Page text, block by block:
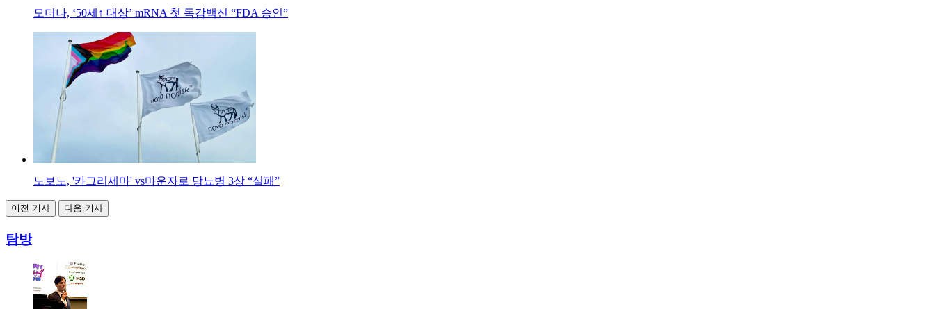
모더나, ‘50세↑ 대상’ mRNA 첫 독감백신 “FDA 승인”
노보노, '카그리세마' vs마운자로 당뇨병 3상 “실패”
이전 기사 다음 기사
탐방